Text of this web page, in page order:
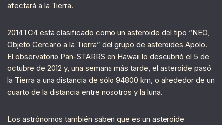
afectará a la Tierra.
2014TC4 está clasificado como un asteroide del tipo “NEO,
Objeto Cercano a la Tierra” del grupo de asteroides Apolo.
El observatorio Pan-STARRS en Hawaii lo descubrió el 5 de
octubre de 2012 y, una semana más tarde, el asteroide pasó
la Tierra a una distancia de sólo 94800 km, o alrededor de un
cuarto de la distancia entre nosotros y la luna.
Los astrónomos también saben que es un asteroide